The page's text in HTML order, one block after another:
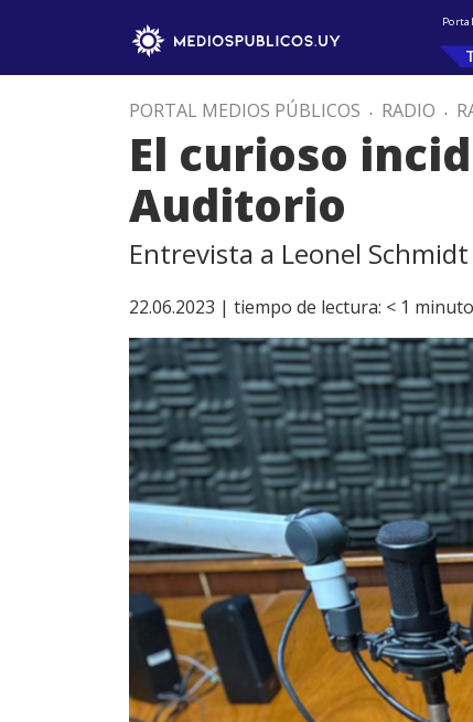
PORTAL MEDIOS PÚBLICOS . RADIO .
El curioso
Auditorio
Entrevista a Leonel
22.06.2023 | tiempo de lectura: < 1 minuto